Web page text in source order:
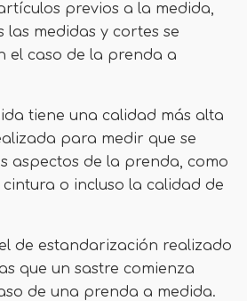
previos a la medida,
las medidas y cortes se
el caso de la prenda a
tiene una calidad más alta
para medir que se
aspectos de la prenda, como
o incluso la calidad de
de estandarización realizado
que un sastre comienza
de una prenda a medida.